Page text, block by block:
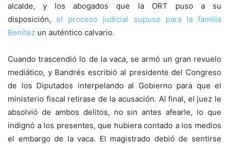
alcalde, y los abogados que la ORT puso a su
disposición,el proceso judicial supuso para la familia
Benítez un auténtico calvario.
Cuando trascendió lo de la vaca, se armó un gran revuelo
mediático, y Bandrés escribió al presidente del Congreso
de los Diputados interpelando al Gobierno para que el
ministerio fiscal retirase de la acusación. Al final, el juez le
absolvió de ambos delitos, no sin antes afearle, lo que
indignó a los presentes, que hubiera contado a los medios
el embargo de la vaca. El magistrado debió de sentirse